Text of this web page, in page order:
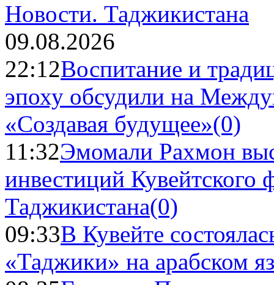
Новости. Таджикистана
09.08.2026
22:12Воспитание и
эпоху обсудили на
«Создавая будущее»(0)
11:32Эмомали Рахмон
инвестиций Кувейтского
Таджикистана(0)
09:33В Кувейте
«Таджики» на арабском